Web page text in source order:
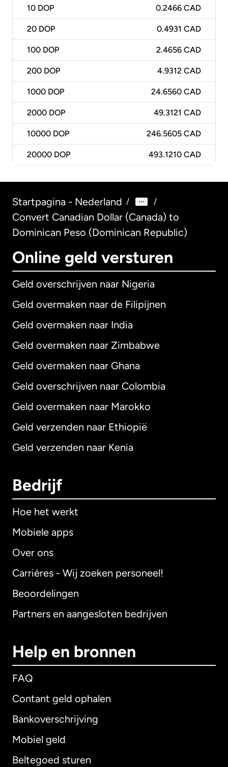
10 DOP 0.2466 CAD
20 DOP 0.4931 CAD
100 DOP 2.4656 CAD
200 DOP 4.9312 CAD
1000 DOP 24.6560 CAD
2000 DOP 49.3121 CAD
10000 DOP 246.5605 CAD
20000 DOP 493.1210 CAD
Startpagina - Nederland / /
Convert Canadian Dollar (Canada) to
Dominican Peso (Dominican Republic)
Online geld versturen
Geld overschrijven naar Nigeria
Geld overmaken naar de Filipijnen
Geld overmaken naar India
Geld overmaken naar Zimbabwe
Geld overmaken naar Ghana
Geld overschrijven naar Colombia
Geld overmaken naar Marokko
Geld verzenden naar Ethiopië
Geld verzenden naar Kenia
Bedrijf
Hoe het werkt
Mobiele apps
Over ons
Carrières - Wij zoeken personeel!
Beoordelingen
Partners en aangesloten bedrijven
Help en bronnen
FAQ
Contant geld ophalen
Bankoverschrijving
Mobiel geld
Beltegoed sturen